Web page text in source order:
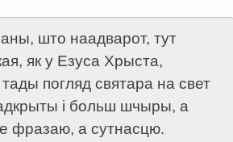
што наадварот, тут
як у Езуса Хрыста,
погляд святара на свет
і больш шчыры, а
фразаю, а сутнасцю.